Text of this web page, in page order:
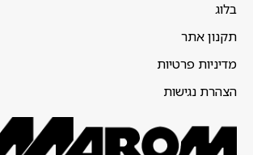
בלוג
תקנון אתר
מדיניות פרטיות
הצהרת נגישות